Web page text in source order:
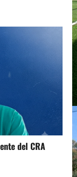
del CRA